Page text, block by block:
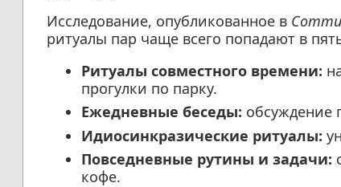
Исследование, опубликованное в
ритуалы пар чаще всего попадают в
Ритуалы совместного времени:
прогулки по парку.
Ежедневные беседы: обсуждение
Идиосинкразические ритуалы:
Повседневные рутины и задачи:
кофе.